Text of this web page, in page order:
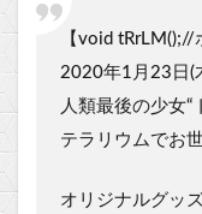
【void tRrLM();//
2020年1月23日(
人類最後の少女“
テラリウムでお
オリジナルグッ